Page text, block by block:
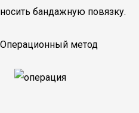
носить бандажную повязку.
Операционный метод